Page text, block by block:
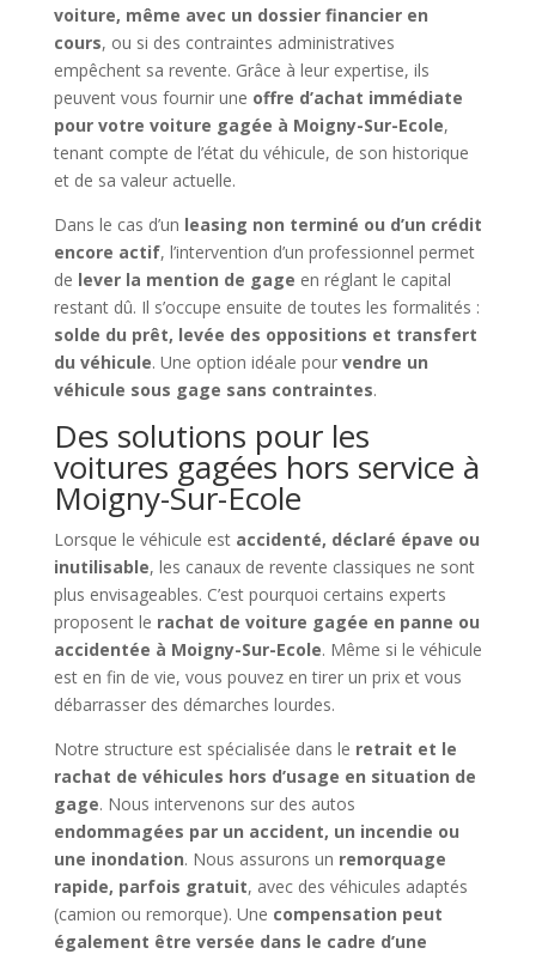
voiture, même avec un dossier financier en
cours, ou si des contraintes administratives
empêchent sa revente. Grâce à leur expertise, ils
peuvent vous fournir une offre d’achat immédiate
pour votre voiture gagée à Moigny-Sur-Ecole,
tenant compte de l’état du véhicule, de son historique
et de sa valeur actuelle.
Dans le cas d’un leasing non terminé ou d’un crédit
encore actif, l’intervention d’un professionnel permet
de lever la mention de gage en réglant le capital
restant dû. Il s’occupe ensuite de toutes les formalités :
solde du prêt, levée des oppositions et transfert
du véhicule. Une option idéale pour vendre un
véhicule sous gage sans contraintes.
Des solutions pour les
voitures gagées hors service à
Moigny-Sur-Ecole
Lorsque le véhicule est accidenté, déclaré épave ou
inutilisable, les canaux de revente classiques ne sont
plus envisageables. C’est pourquoi certains experts
proposent le rachat de voiture gagée en panne ou
accidentée à Moigny-Sur-Ecole. Même si le véhicule
est en fin de vie, vous pouvez en tirer un prix et vous
débarrasser des démarches lourdes.
Notre structure est spécialisée dans le retrait et le
rachat de véhicules hors d’usage en situation de
gage. Nous intervenons sur des autos
endommagées par un accident, un incendie ou
une inondation. Nous assurons un remorquage
rapide, parfois gratuit, avec des véhicules adaptés
(camion ou remorque). Une compensation peut
également être versée dans le cadre d’une